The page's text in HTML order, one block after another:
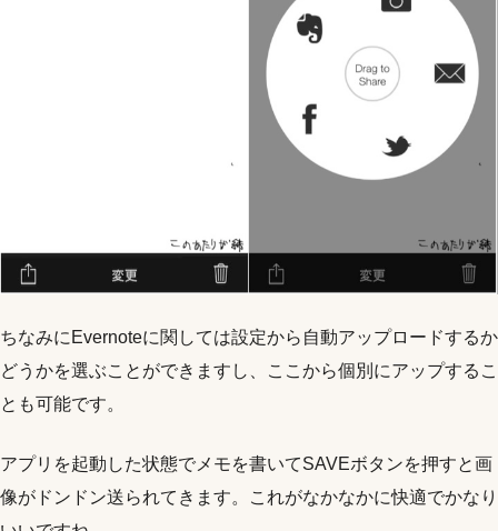
ちなみにEvernoteに関しては設定から自動アップロードするか
どうかを選ぶことができますし、ここから個別にアップするこ
とも可能です。
アプリを起動した状態でメモを書いてSAVEボタンを押すと画
像がドンドン送られてきます。これがなかなかに快適でかなり